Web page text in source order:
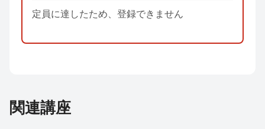
定員に達したため、登録できません
関連講座